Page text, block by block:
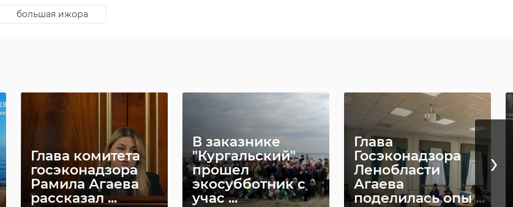
большая ижора
Глава комитета
госэконадзора
Рамила Агаева
рассказал ...
В заказнике
"Кургальский"
прошел
экосубботник с
учас ...
Глава
Госэконадзора
Ленобласти
Агаева
поделилась опы ...
›
рыбаки выловили еще в конце мая.